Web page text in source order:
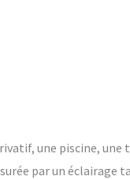
une piscine, une
par un éclairage